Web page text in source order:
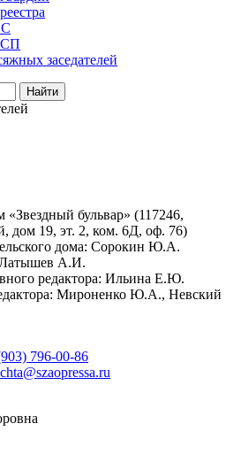
заседателей
бульвар» (117246,
дом 19, эт. 2, ком. 6Д, оф. 76)
дома: Сорокин Ю.А.
Латышев А.И.
редактора: Ильина Е.Ю.
Мироненко Ю.А., Невский
796-00-86